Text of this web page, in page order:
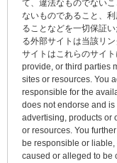
て、違法なものでない
ないものであること、
ることなどを一切保証
る外部サイトは当該リ
サイトはこれらのサイ
provide, or third parties
sites or resources. You
responsible for the
does not endorse and
advertising, products or
or resources. You
be responsible or
caused or alleged to be